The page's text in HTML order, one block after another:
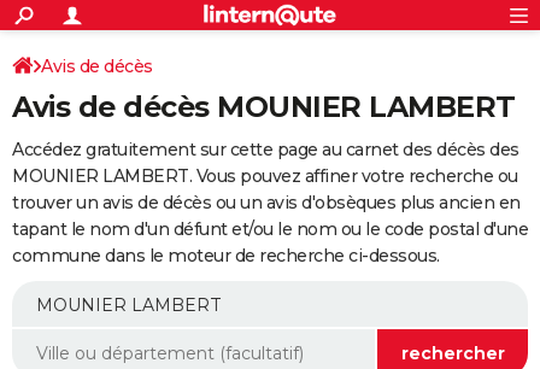
ACTUALITÉS
Politique
Société
Faits Divers
Education
Monde
Villes
+
SPORT
Coupe du monde 2026
Football
Tennis
Cyclisme
Rugby
Forum
Programme TV
TNT
Streaming
Cinéma
Sorties cinéma
Musique
+
FINANCE
Retraite
Epargne
Immobilier
Risques naturels par ville
Assurance
AUTO
Essais
Réserver un essai
Citadines
Berlines
SUV
Forum auto
+
Mobiles
Meilleur smartphone
Internet
Ordinateurs
Jeux vidéo
Guide high-tech
Avis de décès
Avis de décès MOUNIER LAMBERT
Accédez gratuitement sur cette page au carnet des décès des
MOUNIER LAMBERT. Vous pouvez affiner votre recherche ou
trouver un avis de décès ou un avis d'obsèques plus ancien en
tapant le nom d'un défunt et/ou le nom ou le code postal d'une
commune dans le moteur de recherche ci-dessous.